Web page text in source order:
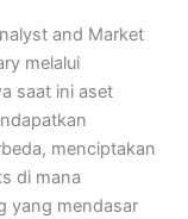
and Market
melalui
saat ini aset
menciptakan
di mana
yang mendasar